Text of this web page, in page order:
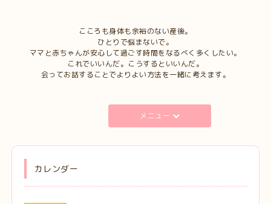
こころも身体も余裕のない産後。
ひとりで悩まないで。
ママと赤ちゃんが安心して過ごす時間をなるべく多くしたい。
これでいいんだ。こうするといいんだ。
会ってお話することでよりよい方法を一緒に考えます。
メニュー
カレンダー